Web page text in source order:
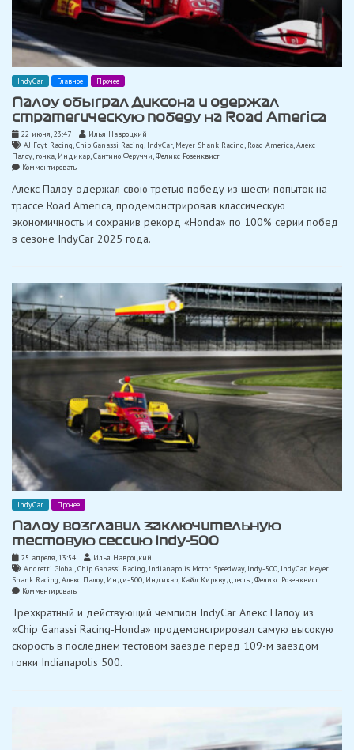
IndyCar Главное Прочее
Палоу обыграл Диксона и одержал
стратегическую победу на Road America
22 июня, 23:47
Илья Навроцкий
AJ Foyt Racing,Chip Ganassi Racing, IndyCar, Meyer Shank Racing, Road America,Алекс
Палоу, гонка, Индикар,Сантино Феруччи,Феликс Розенквист
Комментироватьon
обыграл
Диксона
и
одержал
стратегическую
победу
Алекс Палоу одержал свою третью победу из шести попыток на
трассе Road America, продемонстрировав классическую
экономичность и сохранив рекорд «Honda» по 100% серии побед
в сезоне IndyCar 2025 года.
IndyCar Прочее
Палоу возглавил заключительную
тестовую сессию Indy-500
25 апреля, 13:54
Илья Навроцкий
Andretti Global Chip Ganassi Racing Indianapolis Motor Speedway, Indy-500 IndyCar, Meyer
Shank Racing Алекс Палоу Инди-500 Индикар Кайл Кирквуд ,тесты Феликс Розенквист
Комментироватьon
возглавил
тестовую
сессию
500
Трехкратный и действующий чемпион IndyCar Алекс Палоу из
«Chip Ganassi Racing-Honda» продемонстрировал самую высокую
скорость в последнем тестовом заезде перед 109-м заездом
гонки Indianapolis 500.